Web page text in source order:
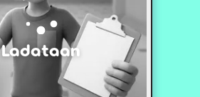
Ladataan